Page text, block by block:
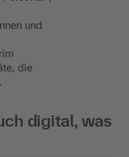
und
die
digital, was